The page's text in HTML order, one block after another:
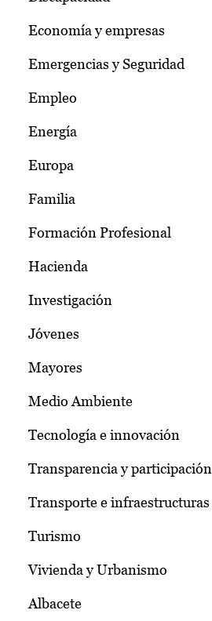
Economía y empresas
Emergencias y Seguridad
Empleo
Energía
Europa
Familia
Formación Profesional
Hacienda
Investigación
Jóvenes
Mayores
Medio Ambiente
Tecnología e innovación
Transparencia y participación
Transporte e infraestructuras
Turismo
Vivienda y Urbanismo
Albacete